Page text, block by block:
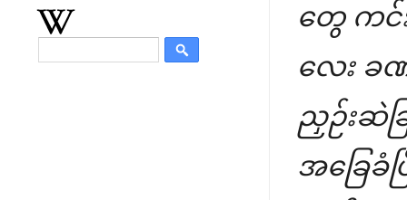
တွေ ကင်
လေး ခဏ
ညှဉ်းဆဲခ
အခြေခံ